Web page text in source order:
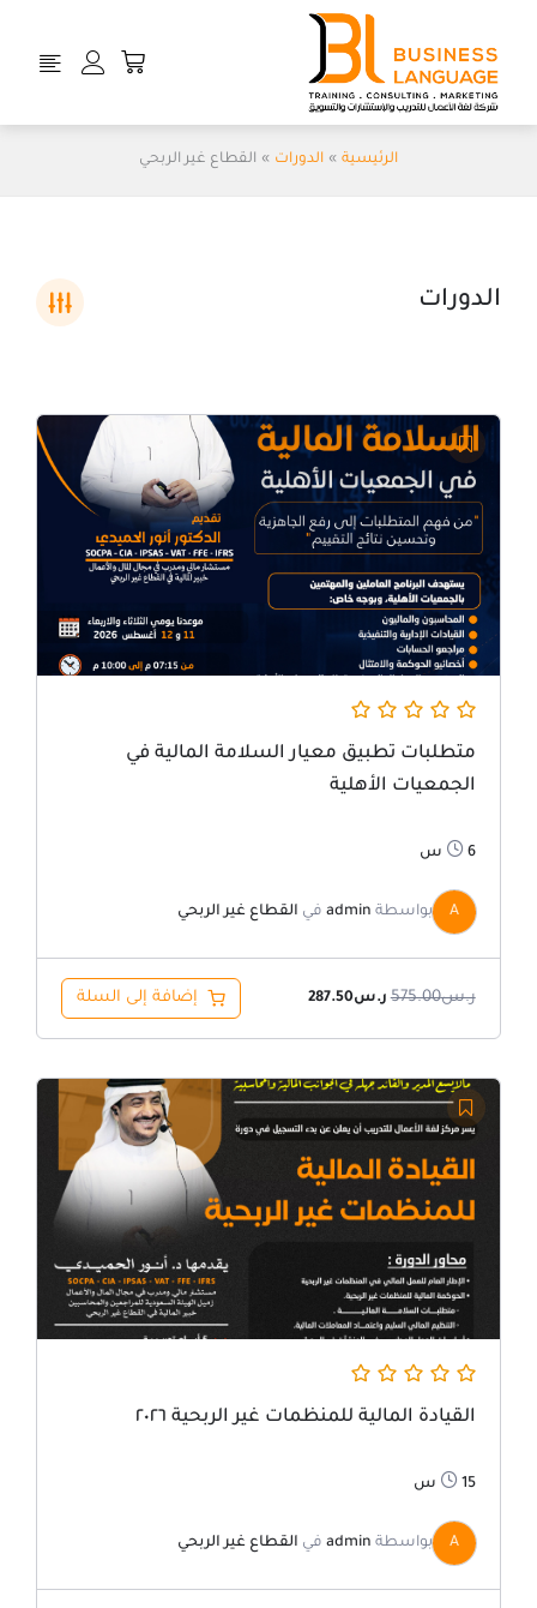
المحتوى
Cart
الرئيسية الدورات القطاع غير الربحي
الدورات
متطلبات تطبيق معيار السلامة المالية في
الجمعيات الأهلية
6س
A بواسطة admin في القطاع غير الربحي
ر.س575.00
السعر
الأصلي
هو:
ر.س575.00.
ر.س287.50
السعر
الحالي
هو:
ر.س287.50.
إضافة إلى السلة
القيادة المالية للمنظمات غير الربحية ٢٠٢٦
15س
A بواسطة admin في القطاع غير الربحي
السعر
هو:
ر.س1750.00.
السعر
هو: